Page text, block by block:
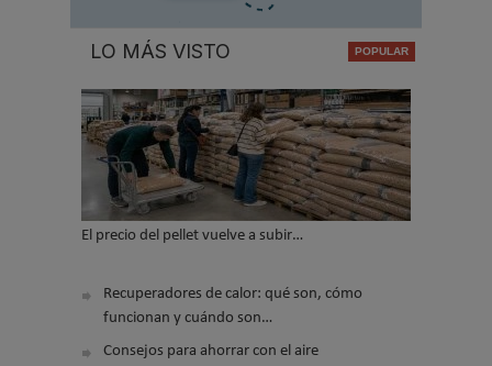
LO MÁS VISTO
El precio del pellet vuelve a subir…
Recuperadores de calor: qué son, cómo
funcionan y cuándo son…
Consejos para ahorrar con el aire